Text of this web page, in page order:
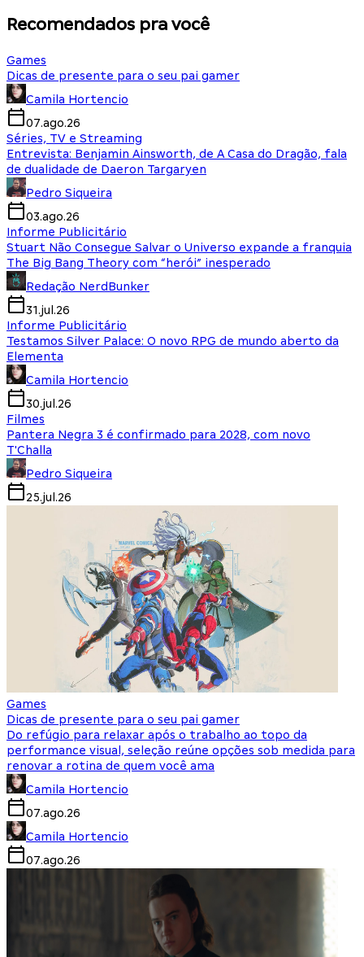
Recomendados pra você
Games
Dicas de presente para o seu pai gamer
Camila Hortencio
07.ago.26
Séries, TV e Streaming
Entrevista: Benjamin Ainsworth, de A Casa do Dragão, fala
de dualidade de Daeron Targaryen
Pedro Siqueira
03.ago.26
Informe Publicitário
Stuart Não Consegue Salvar o Universo expande a franquia
The Big Bang Theory com “herói” inesperado
Redação NerdBunker
31.jul.26
Informe Publicitário
Testamos Silver Palace: O novo RPG de mundo aberto da
Elementa
Camila Hortencio
30.jul.26
Filmes
Pantera Negra 3 é confirmado para 2028, com novo
T'Challa
Pedro Siqueira
25.jul.26
Games
Dicas de presente para o seu pai gamer
Do refúgio para relaxar após o trabalho ao topo da
performance visual, seleção reúne opções sob medida para
renovar a rotina de quem você ama
Camila Hortencio
07.ago.26
Camila Hortencio
07.ago.26